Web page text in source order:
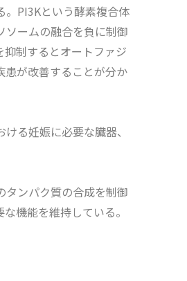
。PI3Kという酵素複合体
ソームの融合を負に制御
制するとオートファジ
患が改善することが分か
る妊娠に必要な臓器、
タンパク質の合成を制御
機能を維持している。